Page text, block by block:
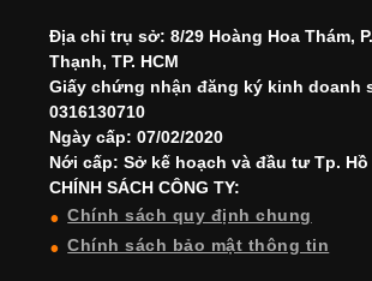
Địa chỉ trụ sở: 8/29 Hoàng Hoa Thám,
Thạnh, TP. HCM
Giấy chứng nhận đăng ký kinh doanh
0316130710
Ngày cấp: 07/02/2020
Nới cấp: Sở kế hoạch và đầu tư Tp. Hồ
CHÍNH SÁCH CÔNG TY:
Chính sách quy định chung
Chính sách bảo mật thông tin